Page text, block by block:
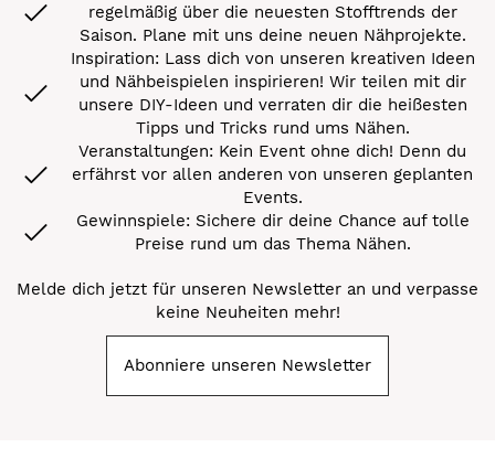
regelmäßig über die neuesten Stofftrends der
Saison. Plane mit uns deine neuen Nähprojekte.
Inspiration: Lass dich von unseren kreativen Ideen
und Nähbeispielen inspirieren! Wir teilen mit dir
unsere DIY-Ideen und verraten dir die heißesten
Tipps und Tricks rund ums Nähen.
Veranstaltungen: Kein Event ohne dich! Denn du
erfährst vor allen anderen von unseren geplanten
Events.
Gewinnspiele: Sichere dir deine Chance auf tolle
Preise rund um das Thema Nähen.
Melde dich jetzt für unseren Newsletter an und verpasse
keine Neuheiten mehr!
Abonniere unseren Newsletter